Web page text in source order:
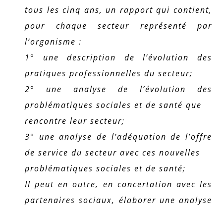
tous les cinq ans, un rapport qui contient,
pour chaque secteur représenté par
l’organisme :
1° une description de l’évolution des
pratiques professionnelles du secteur;
2° une analyse de l’évolution des
problématiques sociales et de santé que
rencontre leur secteur;
3° une analyse de l’adéquation de l’offre
de service du secteur avec ces nouvelles
problématiques sociales et de santé;
Il peut en outre, en concertation avec les
partenaires sociaux, élaborer une analyse